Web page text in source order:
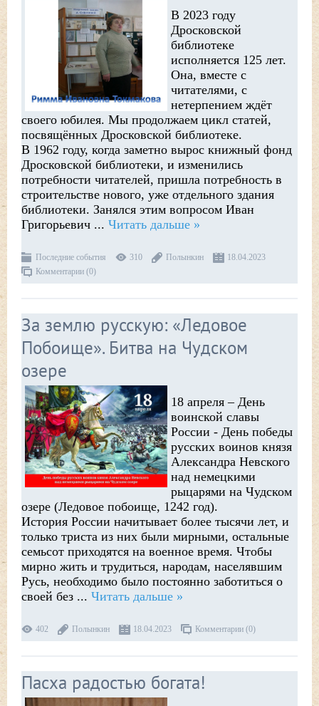
В 2023 году
Дросковской
библиотеке
исполняется 125 лет.
Она, вместе с
читателями, с
нетерпением ждёт
своего юбилея. Мы продолжаем цикл статей,
посвящённых Дросковской библиотеке.
В 1962 году, когда заметно вырос книжный фонд
Дросковской библиотеки, и изменились
потребности читателей, пришла потребность в
строительстве нового, уже отдельного здания
библиотеки. Занялся этим вопросом Иван
Григорьевич ... Читать дальше »
Последние события 310 Полынкин
18.04.2023
Комментарии (0)
За землю русскую: «Ледовое
Побоище». Битва на Чудском
озере
18 апреля – День
воинской славы
России - День победы
русских воинов князя
Александра Невского
над немецкими
рыцарями на Чудском
озере (Ледовое побоище, 1242 год).
История России начитывает более тысячи лет, и
только триста из них были мирными, остальные
семьсот приходятся на военное время. Чтобы
мирно жить и трудиться, народам, населявшим
Русь, необходимо было постоянно заботиться о
своей без ... Читать дальше »
402 Полынкин 18.04.2023 Комментарии (0)
Пасха радостью богата!